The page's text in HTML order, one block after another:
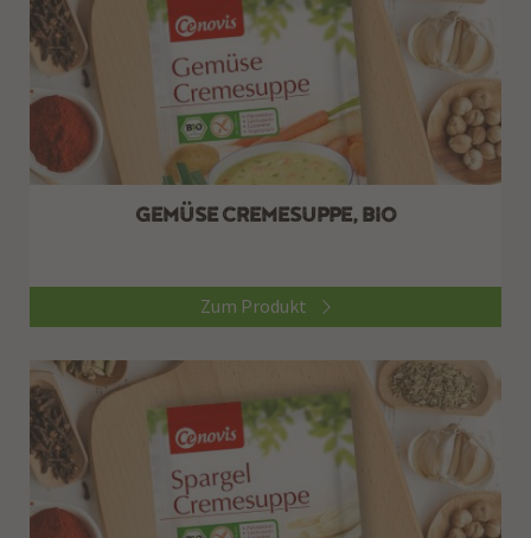
GEMÜSE CREMESUPPE, BIO
Zum Produkt